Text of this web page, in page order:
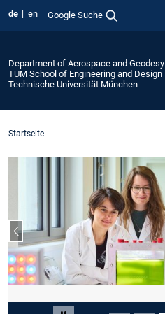
de en Google Suche
Department of Aerospace and Geodesy
TUM School of Engineering and Design
Technische Universität München
Startseite
Vorheriger Slide
Slide 3 von 5